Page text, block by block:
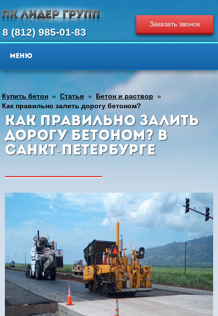
8 (812) 985-01-83
Заказать звонок
Купить бетон » Статьи » Бетон и раствор »
Как правильно залить дорогу бетоном?
Как правильно залить
дорогу бетоном? в
Санкт-Петербурге